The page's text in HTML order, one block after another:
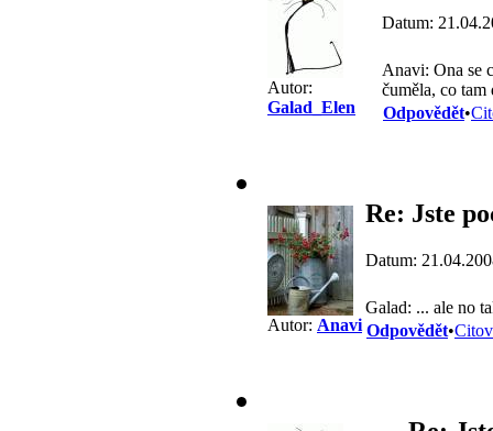
Autor:
Galad_Elen
Datum:
Anavi: Ona se
čuměla, co
Odpovědět•
Autor: Anavi
Re: Jste
Datum:
Galad: ... ale no
Odpovědět•